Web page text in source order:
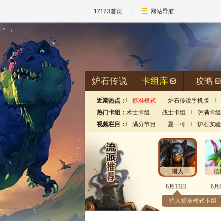
17173首页 网站导航
炉石传说 卡组库 攻略
近期热点： 标准模式
炉石传说手机版
热门卡组： 术士卡组 战士卡组
萨满卡组
视频栏目：
满分节目 夏一可 炉石实
猎人
6月13日
德
6月
猎人标准模式卡组